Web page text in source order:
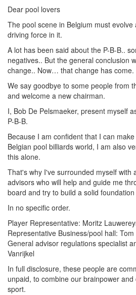
Dear pool lovers
The pool scene in Belgium must
driving force in it.
A lot has been said about the P-B-B..
negatives.. But the general conclusion
change.. Now… that change has come.
We say goodbye to some people from
and welcome a new chairman.
I, Bob De Pelsmaeker, present myself
P-B-B.
Because I am confident that I can
Belgian pool billiards world, I am also
this alone.
That's why I've surrounded myself with
advisors who will help and guide me
board and try to build a solid
In no specific order.
Player Representative: Moritz
Representative Business/pool hall:
General advisor regulations specialist
Vanrijkel
In full disclosure, these people are
unpaid, to combine our brainpower
sport.